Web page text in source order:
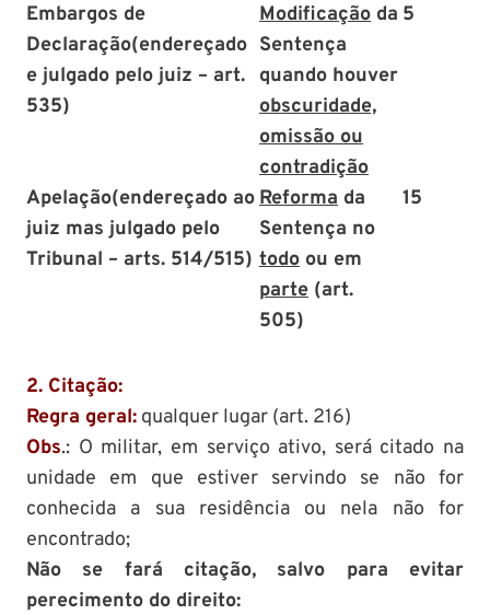
Embargos de
Declaração(endereçado
e julgado pelo juiz – art.
535)
Modificação da
Sentença
quando houver
obscuridade,
omissão ou
contradição
5
Apelação(endereçado ao
juiz mas julgado pelo
Tribunal – arts. 514/515)
Reforma da
Sentença no
todo ou em
parte (art.
505)
15
2. Citação:
Regra geral: qualquer lugar (art. 216)
Obs.: O militar, em serviço ativo, será citado na
unidade em que estiver servindo se não for
conhecida a sua residência ou nela não for
encontrado;
Não se fará citação, salvo para evitar
perecimento do direito: